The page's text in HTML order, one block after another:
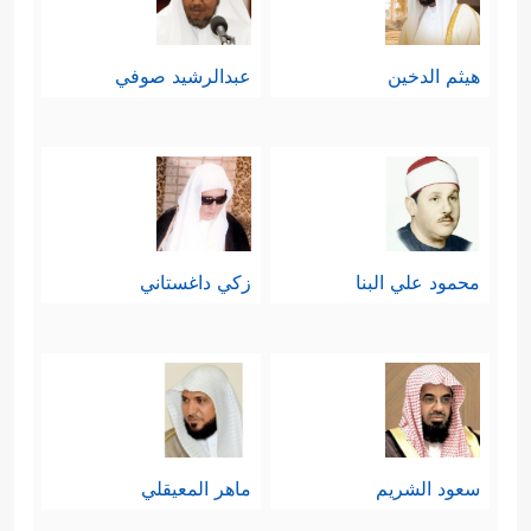
لكنَّ السياق القرآني يوحي بمعنى آخر
قد يكون هو الأقرب والأنسب؛ فالآيات
وتجربة استخلافية لاحِقة، ورسالة الأولى
﴿التوراة﴾ ، ورسالة الثانية﴿القرآن﴾
تنكّر أصحاب التجربة السابقة لهذا
جاء مصدِّقًا لكتابهم التوراة.
وقد أثار اليهود تساؤلات كثيرة حول صلة
هيثم الدخين عبدالرشيد صوفي
محمود علي البنا زكي داغستاني
سعود الشريم ماهر المعيقلي